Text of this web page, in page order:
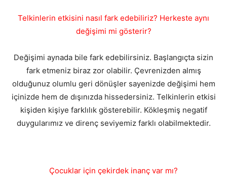
Telkinlerin etkisini nasıl fark edebiliriz? Herkeste aynı
değişimi mi gösterir?
Değişimi aynada bile fark edebilirsiniz. Başlangıçta sizin
fark etmeniz biraz zor olabilir. Çevrenizden almış
olduğunuz olumlu geri dönüşler sayenizde değişimi hem
içinizde hem de dışınızda hissedersiniz. Telkinlerin etkisi
kişiden kişiye farklılık gösterebilir. Kökleşmiş negatif
duygularımız ve direnç seviyemiz farklı olabilmektedir.
Çocuklar için çekirdek inanç var mı?